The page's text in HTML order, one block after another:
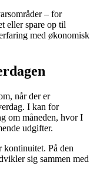
– for
eller spare op til
med økonomisk
når der er
I kan for
om måneden, hvor I
udgifter.
kontinuitet. På den
sig sammen med